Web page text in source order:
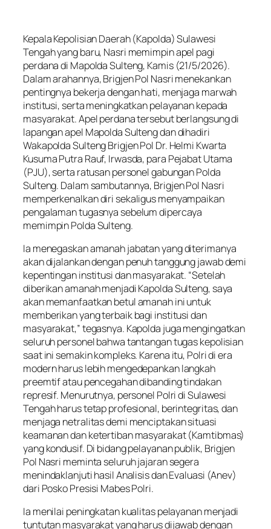
Kepala Kepolisian Daerah (Kapolda) Sulawesi
Tengah yang baru, Nasri memimpin apel pagi
perdana di Mapolda Sulteng, Kamis (21/5/2026).
Dalam arahannya, Brigjen Pol Nasri menekankan
pentingnya bekerja dengan hati, menjaga marwah
institusi, serta meningkatkan pelayanan kepada
masyarakat. Apel perdana tersebut berlangsung di
lapangan apel Mapolda Sulteng dan dihadiri
Wakapolda Sulteng Brigjen Pol Dr. Helmi Kwarta
Kusuma Putra Rauf, Irwasda, para Pejabat Utama
(PJU), serta ratusan personel gabungan Polda
Sulteng. Dalam sambutannya, Brigjen Pol Nasri
memperkenalkan diri sekaligus menyampaikan
pengalaman tugasnya sebelum dipercaya
memimpin Polda Sulteng.
Ia menegaskan amanah jabatan yang diterimanya
akan dijalankan dengan penuh tanggung jawab demi
kepentingan institusi dan masyarakat. “Setelah
diberikan amanah menjadi Kapolda Sulteng, saya
akan memanfaatkan betul amanah ini untuk
memberikan yang terbaik bagi institusi dan
masyarakat,” tegasnya. Kapolda juga mengingatkan
seluruh personel bahwa tantangan tugas kepolisian
saat ini semakin kompleks. Karena itu, Polri di era
modern harus lebih mengedepankan langkah
preemtif atau pencegahan dibanding tindakan
represif. Menurutnya, personel Polri di Sulawesi
Tengah harus tetap profesional, berintegritas, dan
menjaga netralitas demi menciptakan situasi
keamanan dan ketertiban masyarakat (Kamtibmas)
yang kondusif. Di bidang pelayanan publik, Brigjen
Pol Nasri meminta seluruh jajaran segera
menindaklanjuti hasil Analisis dan Evaluasi (Anev)
dari Posko Presisi Mabes Polri.
Ia menilai peningkatan kualitas pelayanan menjadi
tuntutan masyarakat yang harus dijawab dengan